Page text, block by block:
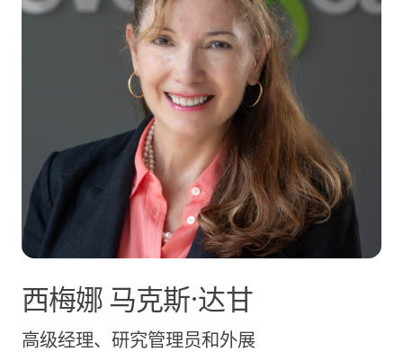
西梅娜马克斯·达甘
高级经理、研究管理员和外展